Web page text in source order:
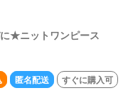
★ニットワンピース
匿名配送 すぐに購入可